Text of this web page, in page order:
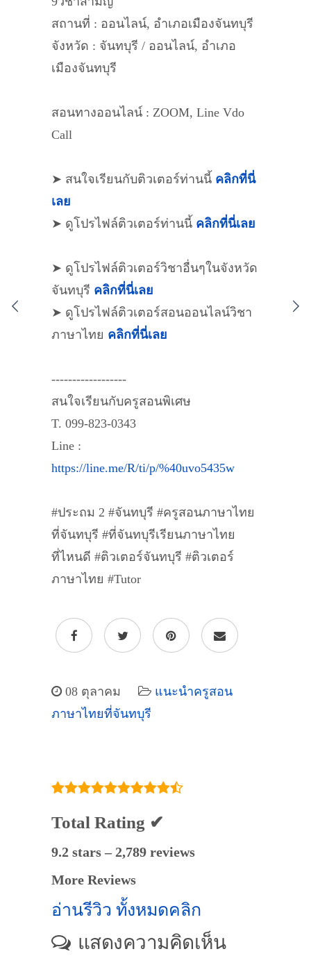
สถานที่ : ออนไลน์, อำเภอเมืองจันทบุรี
จังหวัด : จันทบุรี / ออนไลน์, อำเภอ
เมืองจันทบุรี
สอนทางออนไลน์ : ZOOM, Line Vdo
Call
➤ สนใจเรียนกับติวเตอร์ท่านนี้ คลิกที่นี่
เลย
➤ ดูโปรไฟล์ติวเตอร์ท่านนี้ คลิกที่นี่เลย
➤ ดูโปรไฟล์ติวเตอร์วิชาอื่นๆในจังหวัด
จันทบุรี คลิกที่นี่เลย
➤ ดูโปรไฟล์ติวเตอร์สอนออนไลน์วิชา
ภาษาไทย คลิกที่นี่เลย
------------------
สนใจเรียนกับครูสอนพิเศษ
T. 099-823-0343
Line :
https://line.me/R/ti/p/%40uvo5435w
#ประถม 2 #จันทบุรี #ครูสอนภาษาไทย
ที่จันทบุรี #ที่จันทบุรีเรียนภาษาไทย
ที่ไหนดี #ติวเตอร์จันทบุรี #ติวเตอร์
ภาษาไทย #Tutor
08 ตุลาคม
แนะนำครูสอน
ภาษาไทยที่จันทบุรี
Total Rating ✔
9.2 stars – 2,789 reviews
More Reviews
อ่านรีวิว ทั้งหมดคลิก
แสดงความคิดเห็น